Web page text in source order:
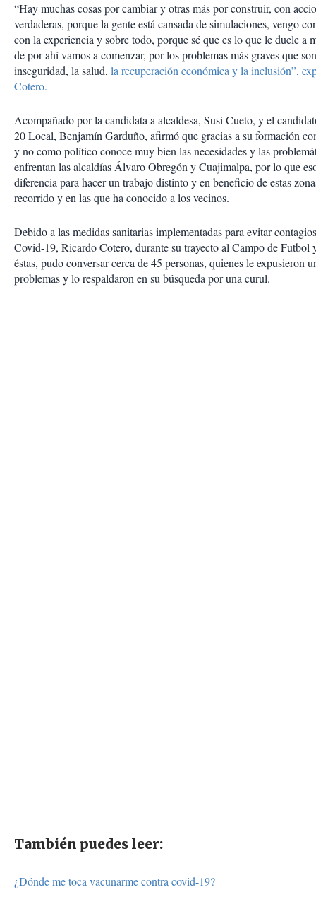
“Hay muchas cosas por cambiar y otras más por construir, con
verdaderas, porque la gente está cansada de simulaciones, vengo
con la experiencia y sobre todo, porque sé que es lo que le duele a
de por ahí vamos a comenzar, por los problemas más graves que
inseguridad, la salud, la recuperación económica y la inclusión”,
Cotero.
Acompañado por la candidata a alcaldesa, Susi Cueto, y el
20 Local, Benjamín Garduño, afirmó que gracias a su formación
y no como político conoce muy bien las necesidades y las
enfrentan las alcaldías Álvaro Obregón y Cuajimalpa, por lo que
diferencia para hacer un trabajo distinto y en beneficio de estas
recorrido y en las que ha conocido a los vecinos.
Debido a las medidas sanitarias implementadas para evitar
Covid-19, Ricardo Cotero, durante su trayecto al Campo de Futbol
éstas, pudo conversar cerca de 45 personas, quienes le expusieron
problemas y lo respaldaron en su búsqueda por una curul.
También puedes leer:
¿Dónde me toca vacunarme contra covid-19?